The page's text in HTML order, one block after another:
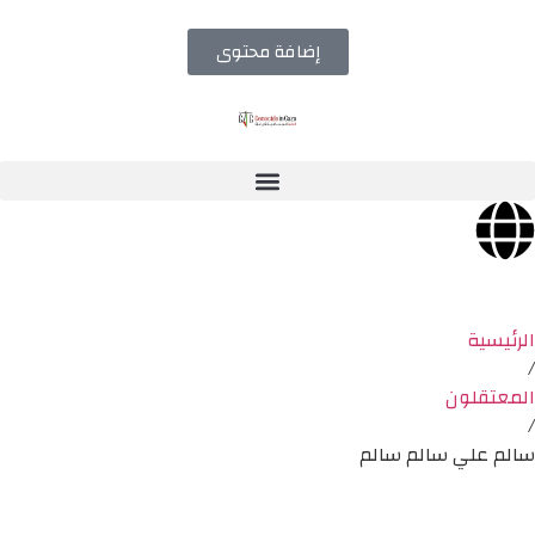
إضافة محتوى
الرئيسية
/
المعتقلون
/
سالم علي سالم سالم